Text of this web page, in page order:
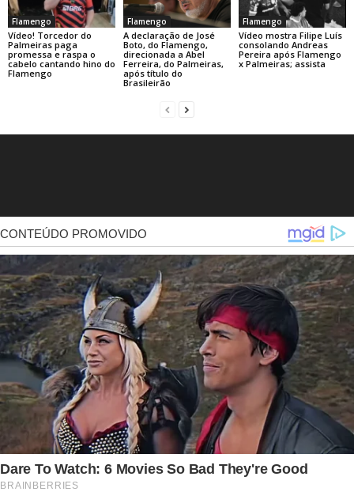
Flamengo
Vídeo! Torcedor do
Palmeiras paga
promessa e raspa o
cabelo cantando hino do
Flamengo
Flamengo
A declaração de José
Boto, do Flamengo,
direcionada a Abel
Ferreira, do Palmeiras,
após título do
Brasileirão
Flamengo
Vídeo mostra Filipe Luís
consolando Andreas
Pereira após Flamengo
x Palmeiras; assista